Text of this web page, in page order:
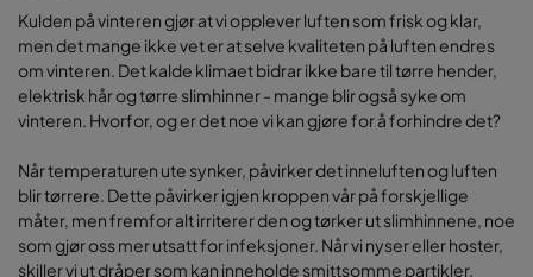
Kulden på vinteren gjør at vi opplever luften som frisk og klar,
men det mange ikke vet er at selve kvaliteten på luften endres
om vinteren. Det kalde klimaet bidrar ikke bare til tørre hender,
elektrisk hår og tørre slimhinner - mange blir også syke om
vinteren. Hvorfor, og er det noe vi kan gjøre for å forhindre det?
Når temperaturen ute synker, påvirker det inneluften og luften
blir tørrere. Dette påvirker igjen kroppen vår på forskjellige
måter, men fremfor alt irriterer den og tørker ut slimhinnene, noe
som gjør oss mer utsatt for infeksjoner. Når vi nyser eller hoster,
skiller vi ut dråper som kan inneholde smittsomme partikler.